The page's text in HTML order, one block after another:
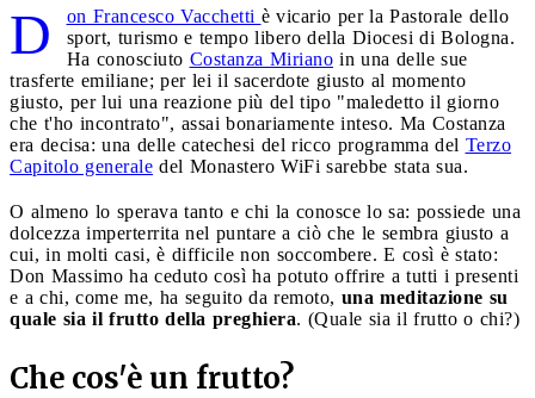
D on Francesco Vacchetti è vicario per la Pastorale dello
sport, turismo e tempo libero della Diocesi di Bologna.
Ha conosciuto Costanza Miriano in una delle sue
trasferte emiliane; per lei il sacerdote giusto al momento
giusto, per lui una reazione più del tipo "maledetto il giorno
che t'ho incontrato", assai bonariamente inteso. Ma Costanza
era decisa: una delle catechesi del ricco programma del Terzo
Capitolo generale del Monastero WiFi sarebbe stata sua.
O almeno lo sperava tanto e chi la conosce lo sa: possiede una
dolcezza imperterrita nel puntare a ciò che le sembra giusto a
cui, in molti casi, è difficile non soccombere. E così è stato:
Don Massimo ha ceduto così ha potuto offrire a tutti i presenti
e a chi, come me, ha seguito da remoto, una meditazione su
quale sia il frutto della preghiera. (Quale sia il frutto o chi?)
Che cos'è un frutto?